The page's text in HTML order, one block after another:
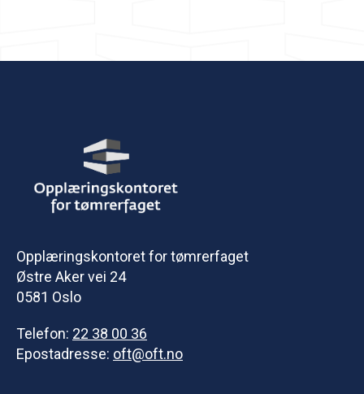
Opplæringskontoret for tømrerfaget
Østre Aker vei 24
0581 Oslo
Telefon: 22 38 00 36
Epostadresse: oft@oft.no